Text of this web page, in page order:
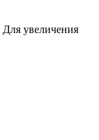
Для увеличения